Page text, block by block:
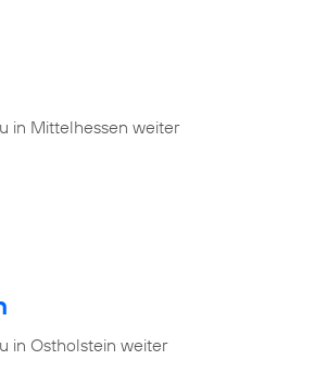
in Mittelhessen weiter
in Ostholstein weiter